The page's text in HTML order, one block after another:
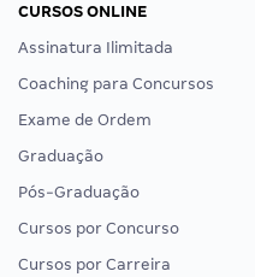
CURSOS ONLINE
Assinatura Ilimitada
Coaching para Concursos
Exame de Ordem
Graduação
Pós-Graduação
Cursos por Concurso
Cursos por Carreira